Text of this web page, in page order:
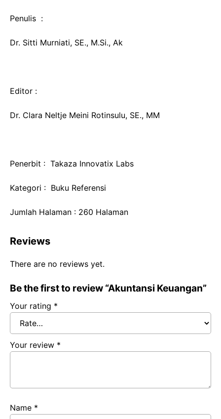
Penulis :
Dr. Sitti Murniati, SE., M.Si., Ak
Editor :
Dr. Clara Neltje Meini Rotinsulu, SE., MM
Penerbit : Takaza Innovatix Labs
Kategori : Buku Referensi
Jumlah Halaman : 260 Halaman
Reviews
There are no reviews yet.
Be the first to review “Akuntansi Keuangan”
Your rating *
Your review *
Name *